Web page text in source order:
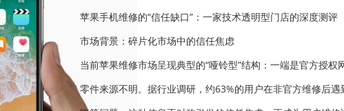
苹果手机维修的“信任缺口”：一家技术透明型门店的深度测评
市场背景：碎片化市场中的信任焦虑
当前苹果维修市场呈现典型的“哑铃型”结构：一端是官方授
零件来源不明。据行业调研，约63%的用户在非官方维修后